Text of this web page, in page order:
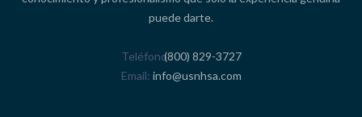
puede darte.
Teléfono(800) 829-3727
Email info@usnhsa.com